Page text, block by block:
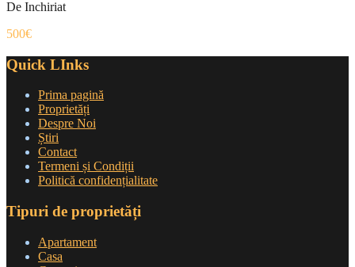
De Inchiriat
500€
Quick LInks
Prima pagină
Proprietăți
Despre Noi
Știri
Contact
Termeni și Condiții
Politică confidențialitate
Tipuri de proprietăți
Apartament
Casa